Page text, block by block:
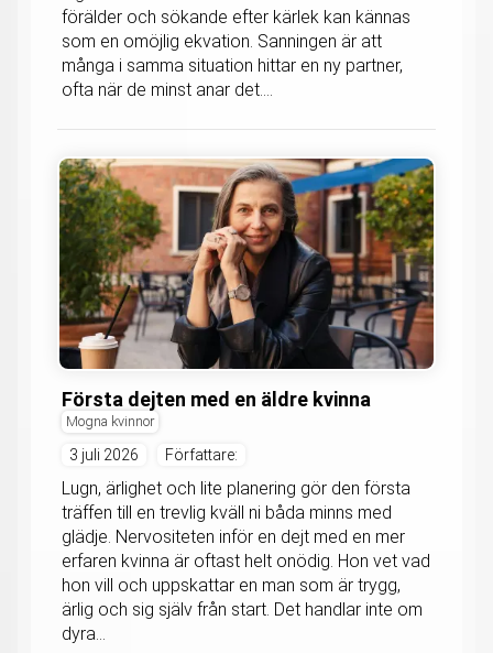
förälder och sökande efter kärlek kan kännas
som en omöjlig ekvation. Sanningen är att
många i samma situation hittar en ny partner,
ofta när de minst anar det....
Första dejten med en äldre kvinna
Mogna kvinnor
3 juli 2026 Författare:
Lugn, ärlighet och lite planering gör den första
träffen till en trevlig kväll ni båda minns med
glädje. Nervositeten inför en dejt med en mer
erfaren kvinna är oftast helt onödig. Hon vet vad
hon vill och uppskattar en man som är trygg,
ärlig och sig själv från start. Det handlar inte om
dyra...